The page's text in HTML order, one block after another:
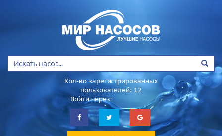
Кол-во зарегистрированных
пользователей: 12
Войти через: